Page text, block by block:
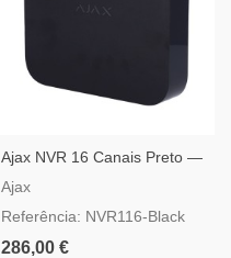
Ajax NVR 16 Canais Preto —
Gravador De Vídeo IP
Ajax
Referência: NVR116-Black
286,00 €